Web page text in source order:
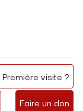
Faire un don
Première visite ?